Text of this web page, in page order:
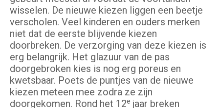
wisselen. De nieuwe kiezen liggen een beetje
verscholen. Veel kinderen en ouders merken
niet dat de eerste blijvende kiezen
doorbreken. De verzorging van deze kiezen is
erg belangrijk. Het glazuur van de pas
doorgebroken kies is nog erg poreus en
kwetsbaar. Poets de puntjes van de nieuwe
kiezen meteen mee zodra ze zijn
doorgekomen. Rond het 12e jaar breken